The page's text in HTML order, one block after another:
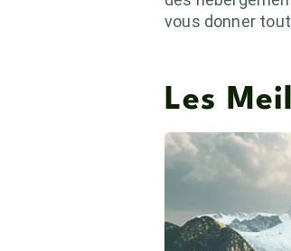
vous donner
Les